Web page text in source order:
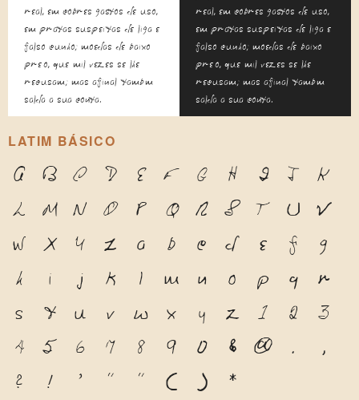
real, em cobres gastos de uso,
em pratas suspeitas de liga e
falso cunho; moedas de baixo
preço, que mil vezes se lhe
recusam; mas afinal também
salda a sua conta.
real, em cobres gastos de uso,
em pratas suspeitas de liga e
falso cunho; moedas de baixo
preço, que mil vezes se lhe
recusam; mas afinal também
salda a sua conta.
LATIM BÁSICO
A B C D E F G H I J
K
L
M N O P Q R S T U
V
W
X Y Z a b c d e f
g
h
i j k l m n o p q
r
s
t u v w x y z 1 2
3
4
5 6 7 8 9 0 & @ .
,
?
! ' " " ( ) *